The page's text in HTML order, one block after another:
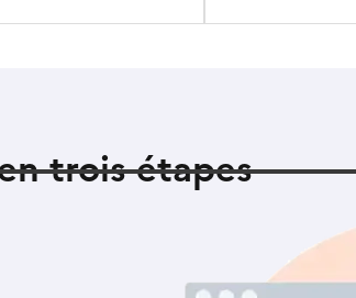
trois étapes